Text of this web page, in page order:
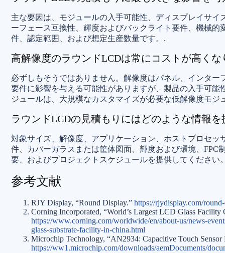
主な要因は、モジュールの入手可能性、ディスプレイサ
ーフェース互換性、輝度およびバックライト要件、機械
件、認定範囲、および想定生産数量です。.
高解像度のラウンドLCDは常にコストが高くな
必ずしもそうではありません。解像度はパネル、インタ
要件に影響を与える可能性がありますが、製品の入手可
ジュールは、大規模なカスタマイズが必要な低解像度モ
ラウンドLCDの見積もりにはどのような情報
対象サイズ、解像度、アプリケーション、ホストプロセ
件、カバーガラスまたは筐体図面、輝度および環境、
要、およびプロジェクトスケジュールを提供してください
参考文献
RJY Display, “Round Display.” https://rjydisplay.com/
Corning Incorporated, “World’s Largest LCD Glass Facility
https://www.corning.com/worldwide/en/about-us/news-
glass-substrate-facility-in-china.html
Microchip Technology, “AN2934: Capacitive Touch Sensor
https://ww1.microchip.com/downloads/aemDocuments/